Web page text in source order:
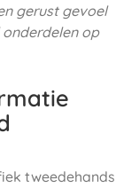
gerust gevoel
op
tweedehands